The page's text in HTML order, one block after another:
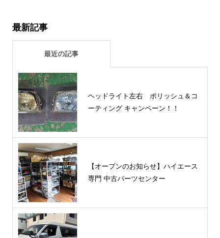
最新記事
最近の記事
ヘッドライト左右 ポリッシュ＆コ
ーティング キャンペーン！！
【オープンのお知らせ】ハイエース
専門 中古パーツセンター